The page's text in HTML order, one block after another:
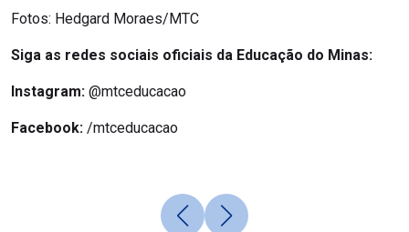
Fotos: Hedgard Moraes/MTC
Siga as redes sociais oficiais da Educação do Minas:
Instagram: @mtceducacao
Facebook: /mtceducacao